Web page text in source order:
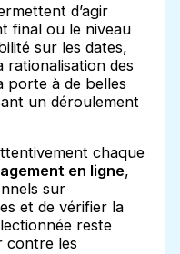
d’agir
final ou le niveau
sur les dates,
des
porte à de belles
un déroulement
chaque
en ligne,
sur
et de vérifier la
reste
contre les